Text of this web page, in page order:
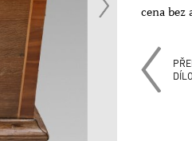
cena
DÍLO